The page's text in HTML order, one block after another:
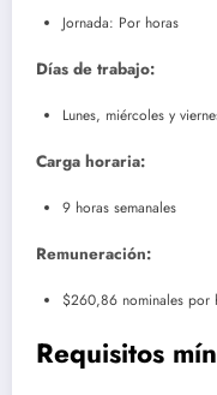
Jornada: Por horas
Días de trabajo:
Lunes, miércoles y
Carga horaria:
9 horas semanales
Remuneración:
$260,86 nominales por
Requisitos